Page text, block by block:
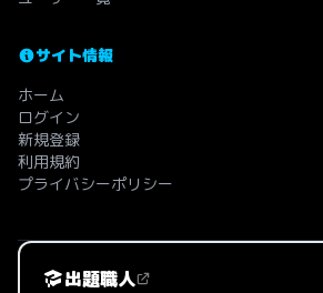
サイト情報
ホーム
ログイン
新規登録
利用規約
プライバシーポリシー
出題職人